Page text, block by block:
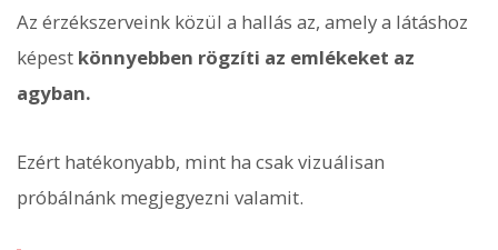
Az érzékszerveink közül a hallás az, amely a látáshoz
képest könnyebben rögzíti az emlékeket az
agyban.
Ezért hatékonyabb, mint ha csak vizuálisan
próbálnánk megjegyezni valamit.